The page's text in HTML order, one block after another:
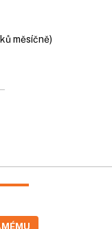
měsíčně)